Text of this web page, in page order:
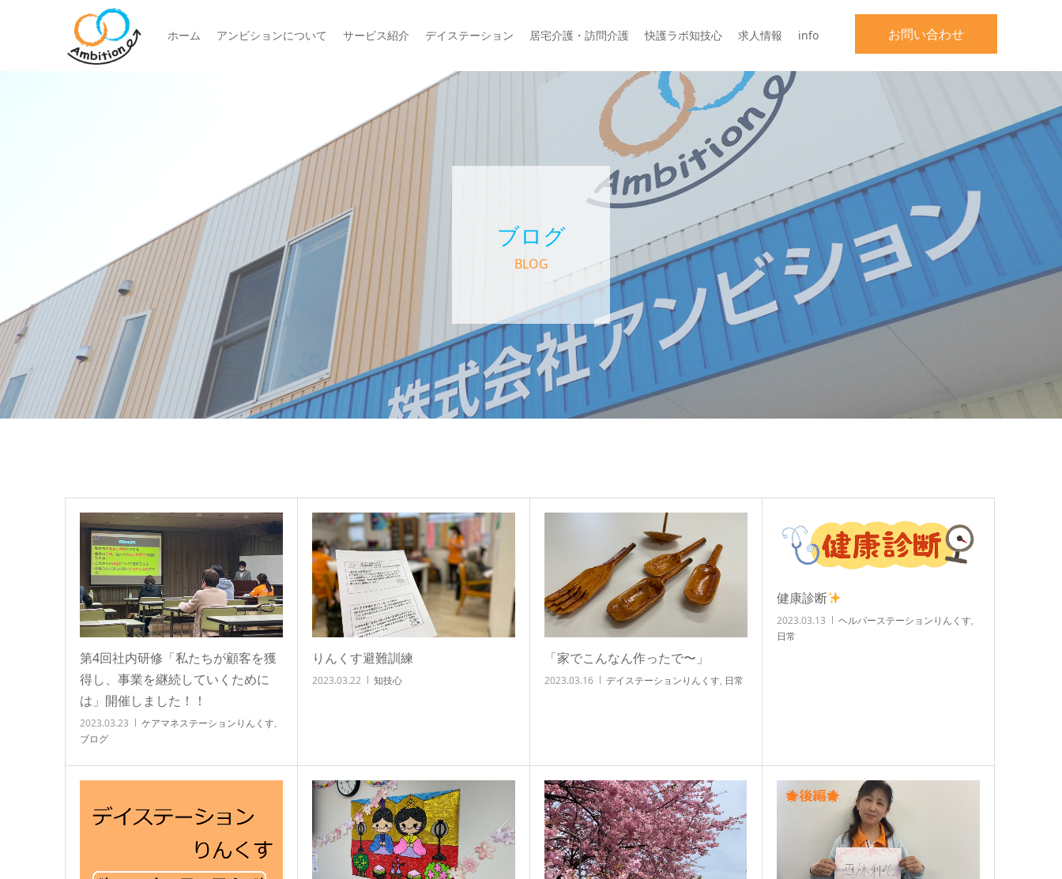
お問い合わせ
ホーム アンビションについて サービス紹介 デイステーション 居宅介護・訪問介護 快護ラボ知技心 求人情報 info
ブログ
BLOG
第4回社内研修「私たちが顧客を獲
得し、事業を継続していくために
は」開催しました！！
2023.03.23 ケアマネステーションりんくす,
ブログ
りんくす避難訓練
2023.03.22 知技心
「家でこんなん作ったで〜」
2023.03.16 デイステーションりんくす, 日常
健康診断
2023.03.13 ヘルパーステーションりんくす,
日常